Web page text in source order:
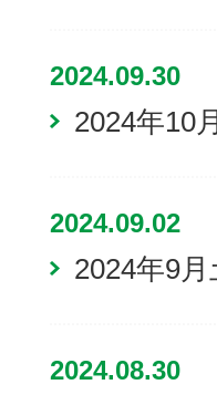
2024.09.30
2024年10
2024.09.02
2024年9
2024.08.30